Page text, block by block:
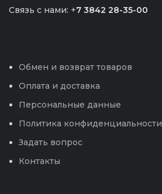
Связь с нами: +7 3842 28-35-00
Обмен и возврат товаров
Оплата и доставка
Персональные данные
Политика конфиденциальности
Задать вопрос
Контакты